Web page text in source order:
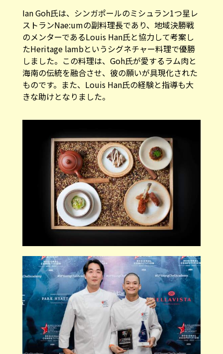
Ian Goh氏は、シンガポールのミシュラン1つ星レ
ストランNae:umの副料理長であり、地域決勝戦
のメンターであるLouis Han氏と協力して考案し
たHeritage lambというシグネチャー料理で優勝
しました。この料理は、Goh氏が愛するラム肉と
海南の伝統を融合させ、彼の願いが具現化された
ものです。また、Louis Han氏の経験と指導も大
きな助けとなりました。